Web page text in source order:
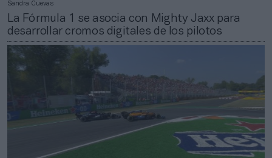
Sandra Cuevas
La Fórmula 1 se asocia con Mighty Jaxx para
desarrollar cromos digitales de los pilotos